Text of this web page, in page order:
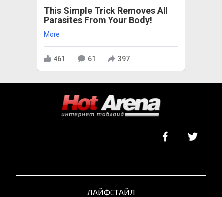
This Simple Trick Removes All
Parasites From Your Body!
More
461 61 397
ЛАЙФСТАЙЛ